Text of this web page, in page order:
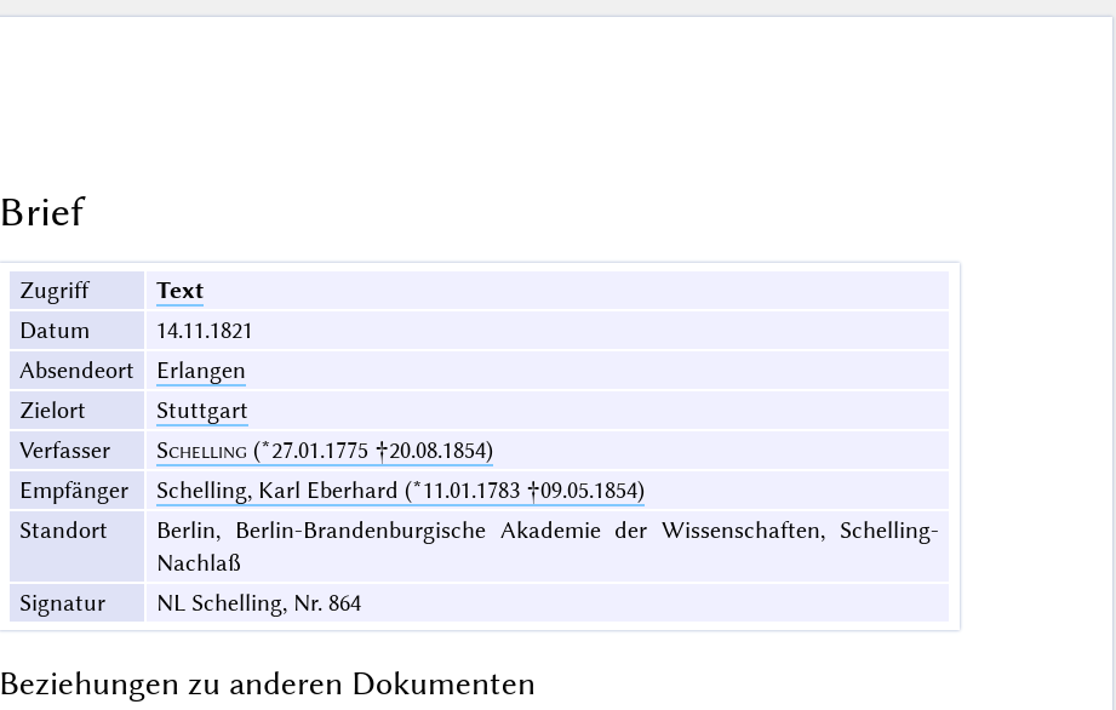
Brief
Zugriff
Text
Datum
14.11.1821
Absendeort
Erlangen
Zielort
Stuttgart
Verfasser
Schelling (*27.01.1775 †20.08.1854)
Empfänger
Schelling, Karl Eberhard (*11.01.1783 †09.05.1854)
Standort
Berlin, Berlin-Brandenburgische Akademie der Wissenschaften, Schelling-
Nachlaß
Signatur
NL Schelling, Nr. 864
Beziehungen zu anderen Dokumenten